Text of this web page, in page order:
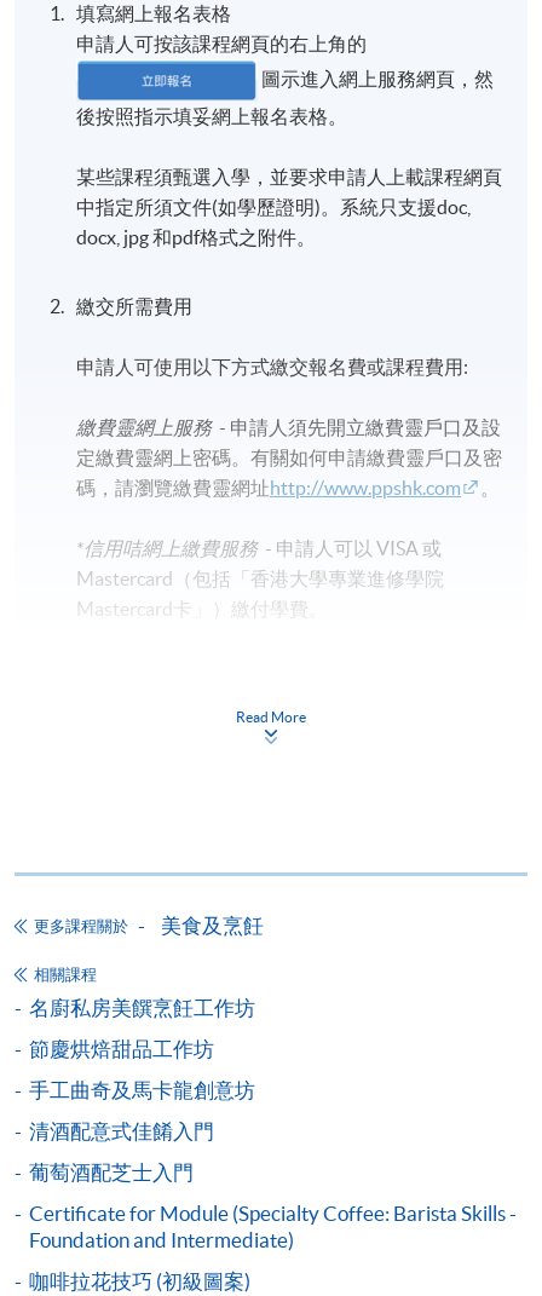
填寫網上報名表格
申請人可按該課程網頁的右上角的
圖示進入網上服務網頁，然
後按照指示填妥網上報名表格。
某些課程須甄選入學，並要求申請人上載課程網頁
中指定所須文件(如學歷證明)。系統只支援doc,
docx, jpg 和pdf格式之附件。
繳交所需費用
申請人可使用以下方式繳交報名費或課程費用:
繳費靈網上服務- 申請人須先開立繳費靈戶口及設
定繳費靈網上密碼。有關如何申請繳費靈戶口及密
碼，請瀏覽繳費靈網址http://www.ppshk.com 。
*信用咭網上繳費服務- 申請人可以 VISA 或
Mastercard（包括「香港大學專業進修學院
Mastercard卡」）繳付學費。
-短期課程
-個別學歷頒授課程
報讀同一學歷頒授課程內其他單元
交下期學費的學員，提供網上服務，如學員就讀的課
程設有此服務，課程負責人會通知學員有關程序。
VISA 或 Mastercard、「微信支付」(Online WeChat
Pay) 、「支付寶」(Online Alipay) 或 「轉數快」(FPS)
繳付學費。
Read More
更多課程關於 美食及烹飪
相關課程
名廚私房美饌烹飪工作坊
節慶烘焙甜品工作坊
手工曲奇及馬卡龍創意坊
清酒配意式佳餚入門
葡萄酒配芝士入門
Certificate for Module (Specialty Coffee: Barista Skills -
Foundation and Intermediate)
咖啡拉花技巧 (初級圖案)